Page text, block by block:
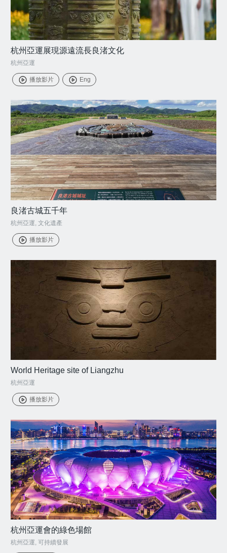
杭州亞運展現源遠流長良渚文化
杭州亞運
播放影片 Eng
良渚古城五千年
杭州亞運 文化遺產
播放影片
World Heritage site of Liangzhu
杭州亞運
播放影片
杭州亞運會的綠色場館
杭州亞運, 可持續發展